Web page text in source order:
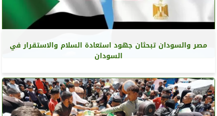
مصر والسودان تبحثان جهود استعادة السلام والاستقرار في
السودان